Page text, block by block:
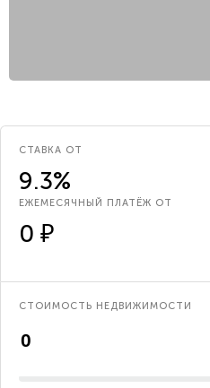
СТАВКА ОТ
9.3%
ЕЖЕМЕСЯЧНЫЙ ПЛАТЁЖ ОТ
0 ₽
СТОИМОСТЬ НЕДВИЖИМОСТИ